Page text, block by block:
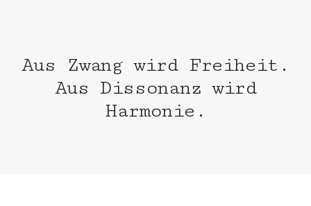
Aus Zwang wird Freiheit.
Aus Dissonanz wird
Harmonie.